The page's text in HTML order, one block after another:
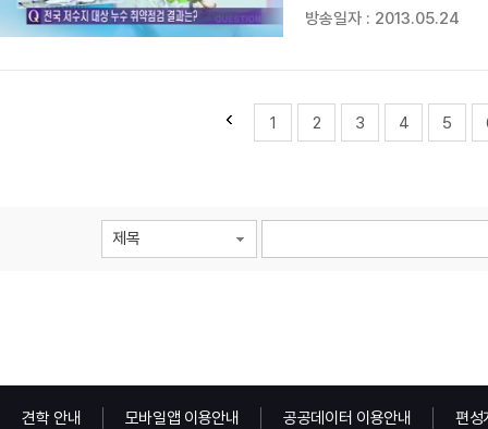
알아보겠습니다. 박재순 한국농어촌공사
방송일자 : 2013.05.24
1 2 3 4 5
제목
견학 안내 모바일앱 이용안내 공공데이터 이용안내 편성